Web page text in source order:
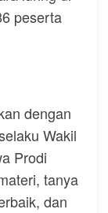
peserta
dengan
Wakil
Prodi
tanya
dan